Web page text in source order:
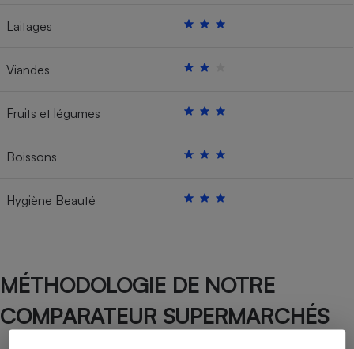
Laitages
Viandes
Fruits et légumes
Boissons
Hygiène Beauté
MÉTHODOLOGIE DE NOTRE
COMPARATEUR SUPERMARCHÉS